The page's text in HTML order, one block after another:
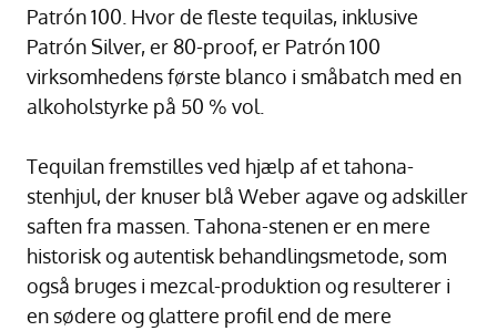
Patrón 100. Hvor de fleste tequilas, inklusive
Patrón Silver, er 80-proof, er Patrón 100
virksomhedens første blanco i småbatch med en
alkoholstyrke på 50 % vol.
Tequilan fremstilles ved hjælp af et tahona-
stenhjul, der knuser blå Weber agave og adskiller
saften fra massen. Tahona-stenen er en mere
historisk og autentisk behandlingsmetode, som
også bruges i mezcal-produktion og resulterer i
en sødere og glattere profil end de mere